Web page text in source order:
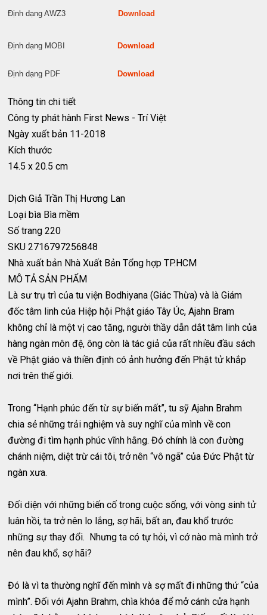
Định dạng AWZ3 Download
Định dạng MOBI Download
Định dạng PDF Download
Thông tin chi tiết
Công ty phát hành First News - Trí Việt
Ngày xuất bản 11-2018
Kích thước
14.5 x 20.5 cm
Dịch Giả Trần Thị Hương Lan
Loại bìa Bìa mềm
Số trang 220
SKU 2716797256848
Nhà xuất bản Nhà Xuất Bản Tổng hợp TP.HCM
MÔ TẢ SẢN PHẨM
Là sư trụ trì của tu viện Bodhiyana (Giác Thừa) và là Giám
đốc tâm linh của Hiệp hội Phật giáo Tây Úc, Ajahn Bram
không chỉ là một vị cao tăng, người thầy dẫn dắt tâm linh của
hàng ngàn môn đệ, ông còn là tác giả của rất nhiều đầu sách
về Phật giáo và thiền định có ảnh hưởng đến Phật tử khắp
nơi trên thế giới.
Trong “Hạnh phúc đến từ sự biến mất”, tu sỹ Ajahn Brahm
chia sẻ những trải nghiệm và suy nghĩ của mình về con
đường đi tìm hạnh phúc vĩnh hằng. Đó chính là con đường
chánh niệm, diệt trừ cái tôi, trở nên “vô ngã” của Đức Phật từ
ngàn xưa.
Đối diện với những biến cố trong cuộc sống, với vòng sinh tử
luân hồi, ta trở nên lo lắng, sợ hãi, bất an, đau khổ trước
những sự thay đổi. Nhưng ta có tự hỏi, vì cớ nào mà mình trở
nên đau khổ, sợ hãi?
Đó là vì ta thường nghĩ đến mình và sợ mất đi những thứ “của
mình”. Đối với Ajahn Brahm, chìa khóa để mở cánh cửa hạnh